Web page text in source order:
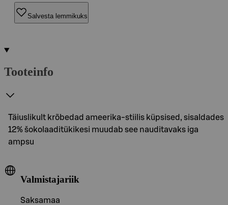
Salvesta lemmikuks
Tooteinfo
Täiuslikult krõbedad ameerika-stiilis küpsised, sisaldades
12% šokolaaditükikesi muudab see nauditavaks iga
ampsu
Valmistajariik
Saksamaa